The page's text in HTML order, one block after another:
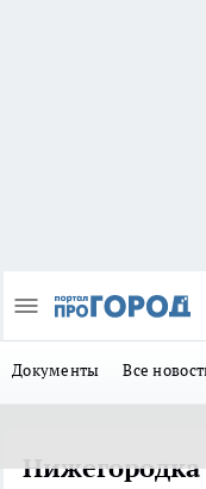
Документы Все